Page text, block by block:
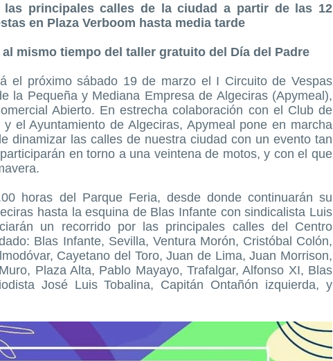
las principales calles de la ciudad a partir de las 12
en Plaza Verboom hasta media tarde
mismo tiempo del taller gratuito del Día del Padre
el próximo sábado 19 de marzo el I Circuito de Vespas
la Pequeña y Mediana Empresa de Algeciras (Apymeal),
Abierto. En estrecha colaboración con el Club de
el Ayuntamiento de Algeciras, Apymeal pone en marcha
dinamizar las calles de nuestra ciudad con un evento tan
en torno a una veintena de motos, y con el que
horas del Parque Feria, desde donde continuarán su
hasta la esquina de Blas Infante con sindicalista Luis
un recorrido por las principales calles del Centro
Blas Infante, Sevilla, Ventura Morón, Cristóbal Colón,
Cayetano del Toro, Juan de Lima, Juan Morrison,
Plaza Alta, Pablo Mayayo, Trafalgar, Alfonso XI, Blas
José Luis Tobalina, Capitán Ontañón izquierda, y